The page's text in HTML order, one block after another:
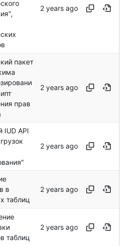
пакет
прав
IUD API
в
таблиц
таблиц